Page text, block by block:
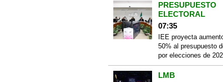
PRESUPUESTO
ELECTORAL
07:35
IEE proyecta
50% al presupuesto
por elecciones de
LMB